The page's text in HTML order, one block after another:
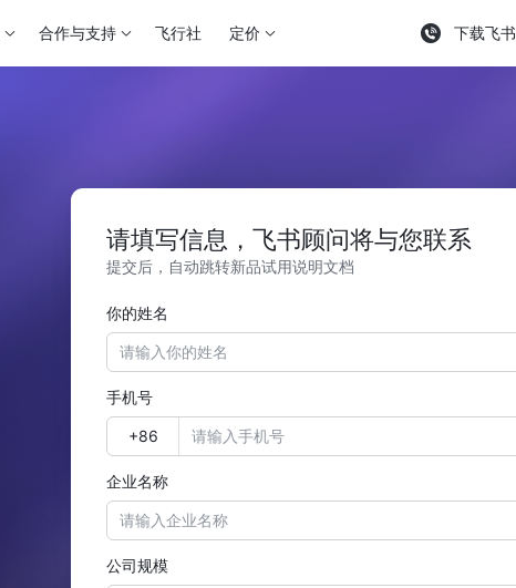
合作与支持 飞行社 定价 下载飞书
请填写信息，飞书顾问将与您联系
提交后，自动跳转新品试用说明文档
你的姓名
手机号
企业名称
公司规模